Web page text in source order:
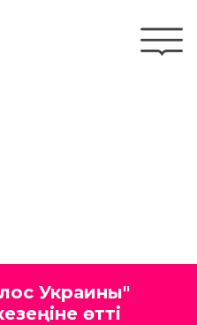
Украины"
өтті